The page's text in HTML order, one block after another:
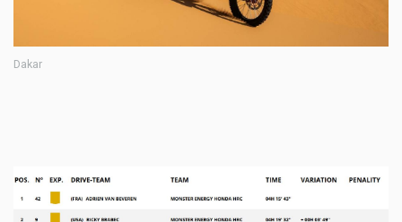
Dakar